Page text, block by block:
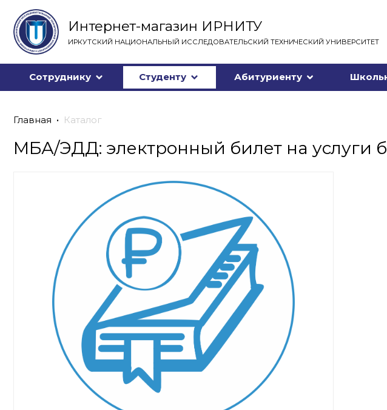
Интернет-магазин ИРНИТУ
ИРКУТСКИЙ НАЦИОНАЛЬНЫЙ ИССЛЕДОВАТЕЛЬСКИЙ ТЕХНИЧЕСКИЙ УНИВЕРСИТЕТ
Сотруднику Студенту Абитуриенту
Главная Каталог
МБА/ЭДД: электронный билет на услуги